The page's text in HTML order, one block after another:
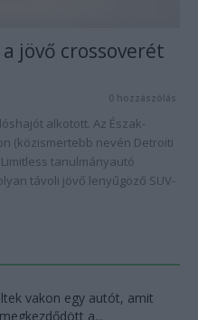
jövő crossoverét
0 hozzászólás
alkotott. Az Észak-
(közismertebb nevén Detroiti
tanulmányautó
távoli jövő lenyűgöző SUV-
vakon egy autót, amit
a...